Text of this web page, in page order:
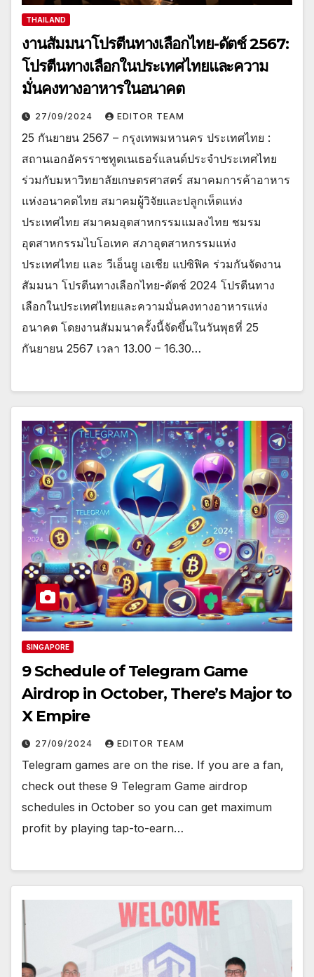
THAILAND
งานสัมมนาโปรตีนทางเลือกไทย-ดัตช์ 2567:
โปรตีนทางเลือกในประเทศไทยและความ
มั่นคงทางอาหารในอนาคต
27/09/2024 EDITOR TEAM
25 กันยายน 2567 – กรุงเทพมหานคร ประเทศไทย :
สถานเอกอัครราชทูตเนเธอร์แลนด์ประจำประเทศไทย
ร่วมกับมหาวิทยาลัยเกษตรศาสตร์ สมาคมการค้าอาหาร
แห่งอนาคตไทย สมาคมผู้วิจัยและปลูกเห็ดแห่ง
ประเทศไทย สมาคมอุตสาหกรรมแมลงไทย ชมรม
อุตสาหกรรมไบโอเทค สภาอุตสาหกรรมแห่ง
ประเทศไทย และ วีเอ็นยู เอเชีย แปซิฟิค ร่วมกันจัดงาน
สัมมนา โปรตีนทางเลือกไทย-ดัตช์ 2024 โปรตีนทาง
เลือกในประเทศไทยและความมั่นคงทางอาหารแห่ง
อนาคต โดยงานสัมมนาครั้งนี้จัดขึ้นในวันพุธที่ 25
กันยายน 2567 เวลา 13.00 – 16.30…
SINGAPORE
9 Schedule of Telegram Game
Airdrop in October, There’s Major to
X Empire
27/09/2024 EDITOR TEAM
Telegram games are on the rise. If you are a fan,
check out these 9 Telegram Game airdrop
schedules in October so you can get maximum
profit by playing tap-to-earn…